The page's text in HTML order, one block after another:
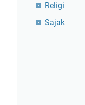
Religi
Sajak